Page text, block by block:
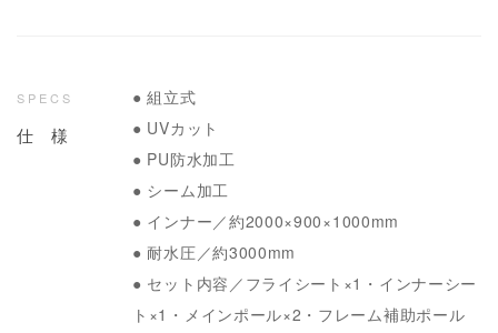
SPECS
仕 様
● 組立式
● UVカット
● PU防水加工
● シーム加工
● インナー／約2000×900×1000mm
● 耐水圧／約3000mm
● セット内容／フライシート×1・インナーシー
ト×1・メインポール×2・フレーム補助ポール